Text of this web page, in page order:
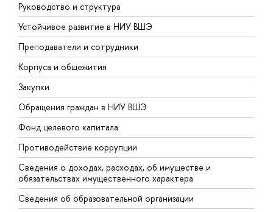
Руководство и структура
Устойчивое развитие в НИУ ВШЭ
Преподаватели и сотрудники
Корпуса и общежития
Закупки
Обращения граждан в НИУ ВШЭ
Фонд целевого капитала
Противодействие коррупции
Сведения о доходах, расходах, об имуществе и
обязательствах имущественного характера
Сведения об образовательной организации